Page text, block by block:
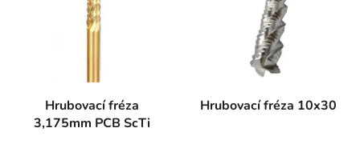
Hrubovací fréza
3,175mm PCB ScTi
Hrubovací fréza 10x30